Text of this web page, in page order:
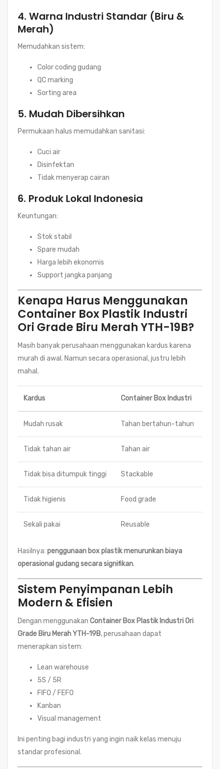
4. Warna Industri Standar (Biru &
Merah)
Memudahkan sistem:
Color coding gudang
QC marking
Sorting area
5. Mudah Dibersihkan
Permukaan halus memudahkan sanitasi:
Cuci air
Disinfektan
Tidak menyerap cairan
6. Produk Lokal Indonesia
Keuntungan:
Stok stabil
Spare mudah
Harga lebih ekonomis
Support jangka panjang
Kenapa Harus Menggunakan
Container Box Plastik Industri
Ori Grade Biru Merah YTH-19B?
Masih banyak perusahaan menggunakan kardus karena
murah di awal. Namun secara operasional, justru lebih
mahal.
Kardus Container Box Industri
Mudah rusak Tahan bertahun-tahun
Tidak tahan air Tahan air
Tidak bisa ditumpuk tinggi Stackable
Tidak higienis Food grade
Sekali pakai Reusable
Hasilnya: penggunaan box plastik menurunkan biaya
operasional gudang secara signifikan.
Sistem Penyimpanan Lebih
Modern & Efisien
Dengan menggunakan Container Box Plastik Industri Ori
Grade Biru Merah YTH-19B, perusahaan dapat
menerapkan sistem:
Lean warehouse
5S / 5R
FIFO / FEFO
Kanban
Visual management
Ini penting bagi industri yang ingin naik kelas menuju
standar profesional.